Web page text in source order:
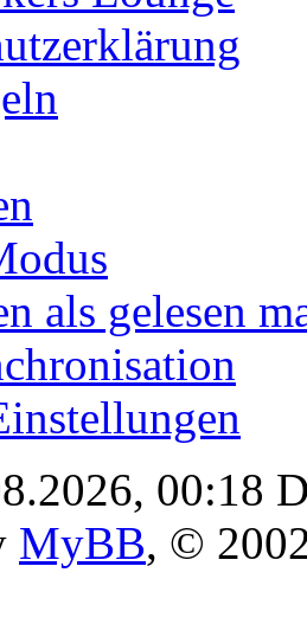
als gelesen
00:18
MyBB, ©